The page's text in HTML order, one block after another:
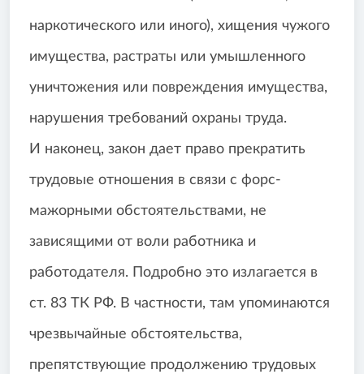
наркотического или иного), хищения чужого
имущества, растраты или умышленного
уничтожения или повреждения имущества,
нарушения требований охраны труда.
И наконец, закон дает право прекратить
трудовые отношения в связи с форс-
мажорными обстоятельствами, не
зависящими от воли работника и
работодателя. Подробно это излагается в
ст. 83 ТК РФ. В частности, там упоминаются
чрезвычайные обстоятельства,
препятствующие продолжению трудовых